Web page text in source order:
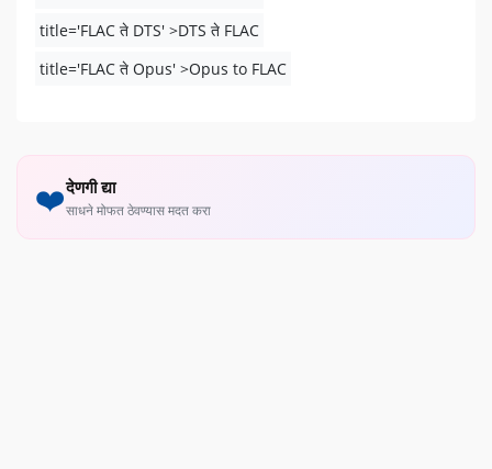
title='FLAC ते DTS' >DTS ते FLAC
title='FLAC ते Opus' >Opus to FLAC
❤️देणगी द्या
साधने मोफत ठेवण्यास मदत करा